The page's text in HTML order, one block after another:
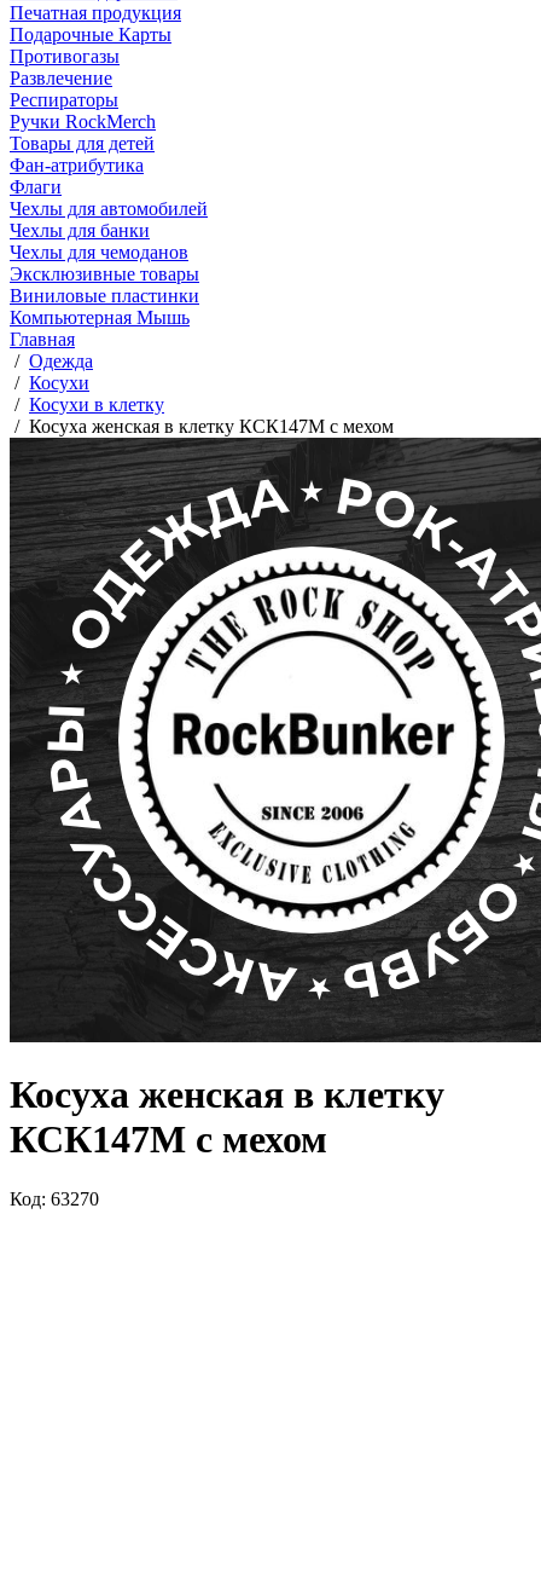
Печатная продукция
Подарочные Карты
Противогазы
Развлечение
Респираторы
Ручки RockMerch
Товары для детей
Фан-атрибутика
Флаги
Чехлы для автомобилей
Чехлы для банки
Чехлы для чемоданов
Эксклюзивные товары
Виниловые пластинки
Компьютерная Мышь
Главная
/ Одежда
/ Косухи
/ Косухи в клетку
/ Косуха женская в клетку КСК147М с мехом
Косуха женская в клетку
КСК147М с мехом
Код: 63270